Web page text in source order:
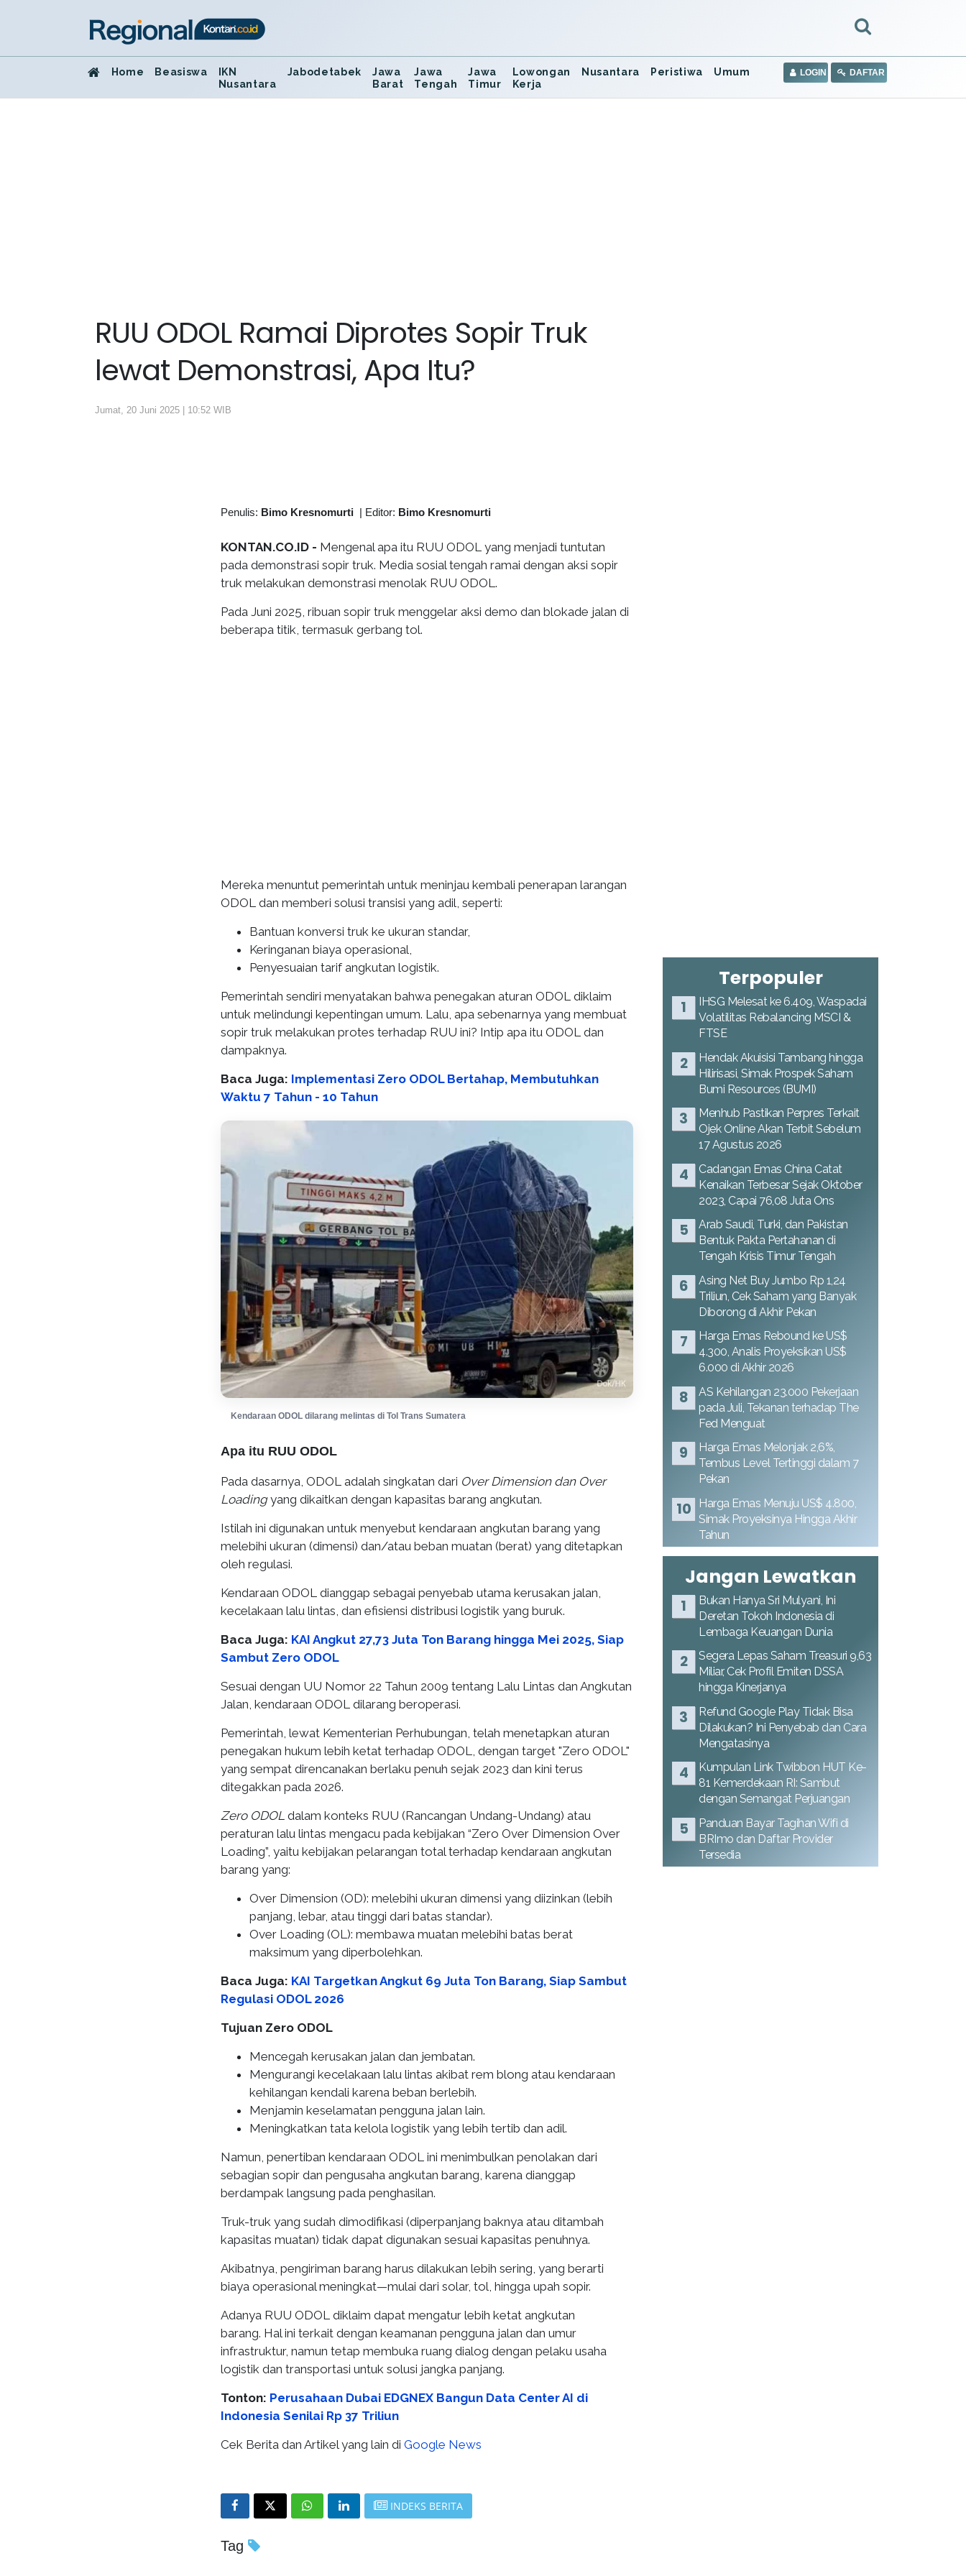
Home Beasiswa
IKN
Nusantara
Jabodetabek
Jawa
Barat
Jawa
Tengah
Jawa
Timur
Lowongan
Kerja
Nusantara Peristiwa Umum LOGIN DAFTAR
RUU ODOL Ramai Diprotes Sopir Truk
lewat Demonstrasi, Apa Itu?
Jumat, 20 Juni 2025 | 10:52 WIB
Penulis: Bimo Kresnomurti | Editor: Bimo Kresnomurti
KONTAN.CO.ID - Mengenal apa itu RUU ODOL yang menjadi tuntutan
pada demonstrasi sopir truk. Media sosial tengah ramai dengan aksi sopir
truk melakukan demonstrasi menolak RUU ODOL.
Pada Juni 2025, ribuan sopir truk menggelar aksi demo dan blokade jalan di
beberapa titik, termasuk gerbang tol.
Mereka menuntut pemerintah untuk meninjau kembali penerapan larangan
ODOL dan memberi solusi transisi yang adil, seperti:
Bantuan konversi truk ke ukuran standar,
Keringanan biaya operasional,
Penyesuaian tarif angkutan logistik.
Pemerintah sendiri menyatakan bahwa penegakan aturan ODOL diklaim
untuk melindungi kepentingan umum. Lalu, apa sebenarnya yang membuat
sopir truk melakukan protes terhadap RUU ini? Intip apa itu ODOL dan
dampaknya.
Baca Juga: Implementasi Zero ODOL Bertahap, Membutuhkan
Waktu 7 Tahun - 10 Tahun
Kendaraan ODOL dilarang melintas di Tol Trans Sumatera
Apa itu RUU ODOL
Pada dasarnya, ODOL adalah singkatan dari Over Dimension dan Over
Loadingyang dikaitkan dengan kapasitas barang angkutan.
Istilah ini digunakan untuk menyebut kendaraan angkutan barang yang
melebihi ukuran (dimensi) dan/atau beban muatan (berat) yang ditetapkan
oleh regulasi.
Kendaraan ODOL dianggap sebagai penyebab utama kerusakan jalan,
kecelakaan lalu lintas, dan efisiensi distribusi logistik yang buruk.
Baca Juga: KAI Angkut 27,73 Juta Ton Barang hingga Mei 2025, Siap
Sambut Zero ODOL
Sesuai dengan UU Nomor 22 Tahun 2009 tentang Lalu Lintas dan Angkutan
Jalan, kendaraan ODOL dilarang beroperasi.
Pemerintah, lewat Kementerian Perhubungan, telah menetapkan aturan
penegakan hukum lebih ketat terhadap ODOL, dengan target "Zero ODOL"
yang sempat direncanakan berlaku penuh sejak 2023 dan kini terus
ditegakkan pada 2026.
Zero ODOL dalam konteks RUU (Rancangan Undang-Undang) atau
peraturan lalu lintas mengacu pada kebijakan “Zero Over Dimension Over
Loading”, yaitu kebijakan pelarangan total terhadap kendaraan angkutan
barang yang:
Over Dimension (OD): melebihi ukuran dimensi yang diizinkan (lebih
panjang, lebar, atau tinggi dari batas standar).
Over Loading (OL): membawa muatan melebihi batas berat
maksimum yang diperbolehkan.
Baca Juga: KAI Targetkan Angkut 69 Juta Ton Barang, Siap Sambut
Regulasi ODOL 2026
Tujuan Zero ODOL
Mencegah kerusakan jalan dan jembatan.
Mengurangi kecelakaan lalu lintas akibat rem blong atau kendaraan
kehilangan kendali karena beban berlebih.
Menjamin keselamatan pengguna jalan lain.
Meningkatkan tata kelola logistik yang lebih tertib dan adil.
Namun, penertiban kendaraan ODOL ini menimbulkan penolakan dari
sebagian sopir dan pengusaha angkutan barang, karena dianggap
berdampak langsung pada penghasilan.
Truk-truk yang sudah dimodifikasi (diperpanjang baknya atau ditambah
kapasitas muatan) tidak dapat digunakan sesuai kapasitas penuhnya.
Akibatnya, pengiriman barang harus dilakukan lebih sering, yang berarti
biaya operasional meningkat—mulai dari solar, tol, hingga upah sopir.
Adanya RUU ODOL diklaim dapat mengatur lebih ketat angkutan
barang. Hal ini terkait dengan keamanan pengguna jalan dan umur
infrastruktur, namun tetap membuka ruang dialog dengan pelaku usaha
logistik dan transportasi untuk solusi jangka panjang.
Tonton: Perusahaan Dubai EDGNEX Bangun Data Center AI di
Indonesia Senilai Rp 37 Triliun
Cek Berita dan Artikel yang lain di Google News
INDEKS BERITA
Tag
Terpopuler
IHSG Melesat ke 6.409, Waspadai
Volatilitas Rebalancing MSCI &
FTSE
Hendak Akuisisi Tambang hingga
Hilirisasi, Simak Prospek Saham
Bumi Resources (BUMI)
Menhub Pastikan Perpres Terkait
Ojek Online Akan Terbit Sebelum
17 Agustus 2026
Cadangan Emas China Catat
Kenaikan Terbesar Sejak Oktober
2023, Capai 76,08 Juta Ons
Arab Saudi, Turki, dan Pakistan
Bentuk Pakta Pertahanan di
Tengah Krisis Timur Tengah
Asing Net Buy Jumbo Rp 1,24
Triliun, Cek Saham yang Banyak
Diborong di Akhir Pekan
Harga Emas Rebound ke US$
4.300, Analis Proyeksikan US$
6.000 di Akhir 2026
AS Kehilangan 23.000 Pekerjaan
pada Juli, Tekanan terhadap The
Fed Menguat
Harga Emas Melonjak 2,6%,
Tembus Level Tertinggi dalam 7
Pekan
Harga Emas Menuju US$ 4.800,
Simak Proyeksinya Hingga Akhir
Tahun
Jangan Lewatkan
Bukan Hanya Sri Mulyani, Ini
Deretan Tokoh Indonesia di
Lembaga Keuangan Dunia
Segera Lepas Saham Treasuri 9,63
Miliar, Cek Profil Emiten DSSA
hingga Kinerjanya
Refund Google Play Tidak Bisa
Dilakukan? Ini Penyebab dan Cara
Mengatasinya
Kumpulan Link Twibbon HUT Ke-
81 Kemerdekaan RI: Sambut
dengan Semangat Perjuangan
Panduan Bayar Tagihan Wifi di
BRImo dan Daftar Provider
Tersedia